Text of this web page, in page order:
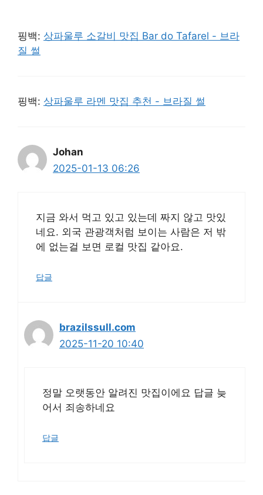
핑백: 상파울루 소갈비 맛집 Bar do Tafarel - 브라
질 썰
핑백: 상파울루 라멘 맛집 추천 - 브라질 썰
Johan
2025-01-13 06:26
지금 와서 먹고 있고 있는데 짜지 않고 맛있
네요. 외국 관광객처럼 보이는 사람은 저 밖
에 없는걸 보면 로컬 맛집 같아요.
답글
brazilssull.com
2025-11-20 10:40
정말 오랫동안 알려진 맛집이에요 답글 늦
어서 죄송하네요
답글